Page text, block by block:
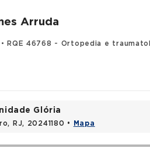
Arruda
• RQE 46768 - Ortopedia e
Glória
RJ, 20241180 • Mapa